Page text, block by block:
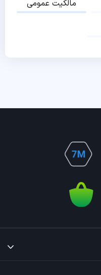
مالکیت عمومی